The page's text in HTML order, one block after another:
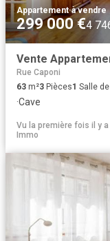
Appartement·à vendre
299 000 €4
Vente
Rue Caponi
63 m²3 Pièces1 Salle
·Cave
Vu la première fois il y
Immo